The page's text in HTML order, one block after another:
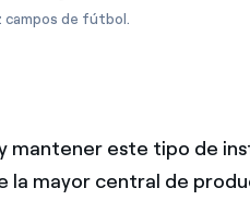
de fútbol.
mantener este tipo de
la mayor central de